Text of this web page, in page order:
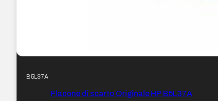
B5L37A
Flacone di scarto Originale HP B5L37A